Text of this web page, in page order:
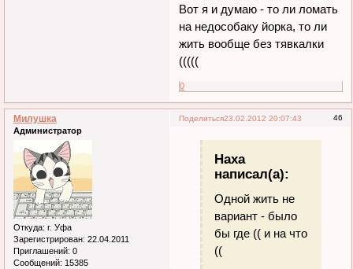
Вот я и думаю - то ли ломать
на недособаку йорка, то ли
жить вообще без тявкалки
(((((
0
Поделиться 46
23.02.2012 20:07:43
Милушка
Администратор
Откуда: г. Уфа
Зарегистрирован: 22.04.2011
Приглашений: 0
Сообщений: 15385
Наха
написал(а):
Одной жить не
вариант - было
бы где (( и на что
((